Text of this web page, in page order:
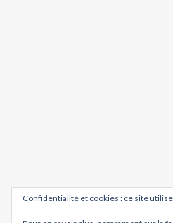
Confidentialité et cookies : ce site